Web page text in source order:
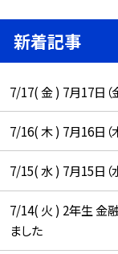
新着記事
7/17( 金 ) 7月17日
7/16( 木 ) 7月16日
7/15( 水 ) 7月15日
7/14( 火 ) 2年生 金融
ました